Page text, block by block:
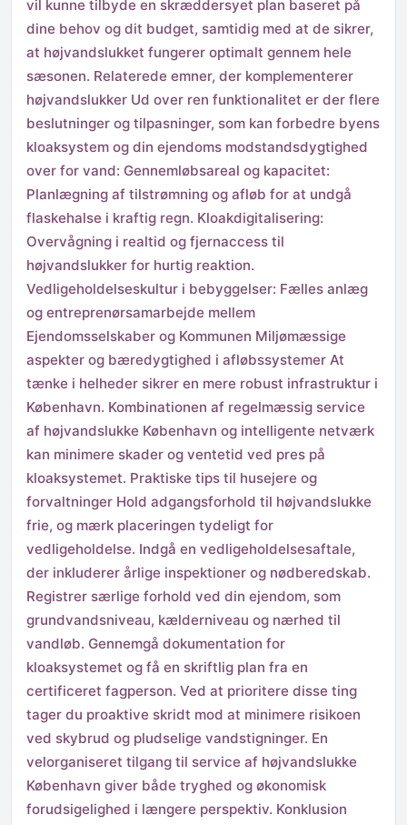
vil kunne tilbyde en skræddersyet plan baseret på
dine behov og dit budget, samtidig med at de sikrer,
at højvandslukket fungerer optimalt gennem hele
sæsonen. Relaterede emner, der komplementerer
højvandslukker Ud over ren funktionalitet er der flere
beslutninger og tilpasninger, som kan forbedre byens
kloaksystem og din ejendoms modstandsdygtighed
over for vand: Gennemløbsareal og kapacitet:
Planlægning af tilstrømning og afløb for at undgå
flaskehalse i kraftig regn. Kloakdigitalisering:
Overvågning i realtid og fjernaccess til
højvandslukker for hurtig reaktion.
Vedligeholdelseskultur i bebyggelser: Fælles anlæg
og entreprenørsamarbejde mellem
Ejendomsselskaber og Kommunen Miljømæssige
aspekter og bæredygtighed i afløbssystemer At
tænke i helheder sikrer en mere robust infrastruktur i
København. Kombinationen af regelmæssig service
af højvandslukke København og intelligente netværk
kan minimere skader og ventetid ved pres på
kloaksystemet. Praktiske tips til husejere og
forvaltninger Hold adgangsforhold til højvandslukke
frie, og mærk placeringen tydeligt for
vedligeholdelse. Indgå en vedligeholdelsesaftale,
der inkluderer årlige inspektioner og nødberedskab.
Registrer særlige forhold ved din ejendom, som
grundvandsniveau, kælderniveau og nærhed til
vandløb. Gennemgå dokumentation for
kloaksystemet og få en skriftlig plan fra en
certificeret fagperson. Ved at prioritere disse ting
tager du proaktive skridt mod at minimere risikoen
ved skybrud og pludselige vandstigninger. En
velorganiseret tilgang til service af højvandslukke
København giver både tryghed og økonomisk
forudsigelighed i længere perspektiv. Konklusion